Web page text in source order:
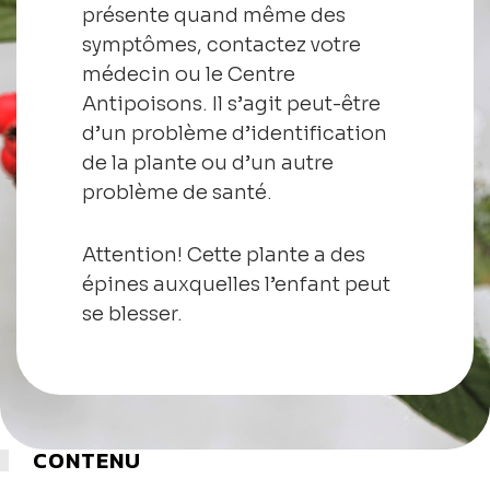
présente quand même des
symptômes, contactez votre
médecin ou le Centre
Antipoisons. Il s’agit peut-être
d’un problème d’identification
de la plante ou d’un autre
problème de santé.
Attention! Cette plante a des
épines auxquelles l’enfant peut
se blesser.
CONTENU